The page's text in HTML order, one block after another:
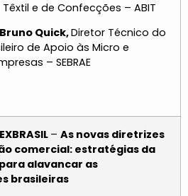
e de Confecções – ABIT
Bruno Quick,Diretor Técnico do
de Apoio às Micro e
– SEBRAE
– As novas diretrizes
comercial: estratégias da
alavancar as
brasileiras